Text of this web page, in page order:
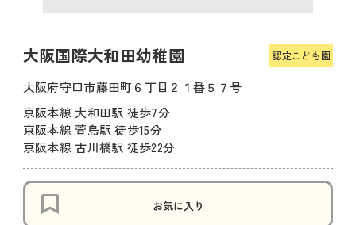
大阪国際大和田幼稚園 認定こども園
大阪府守口市藤田町６丁目２１番５７号
京阪本線 大和田駅 徒歩7分
京阪本線 萱島駅 徒歩15分
京阪本線 古川橋駅 徒歩22分
お気に入り